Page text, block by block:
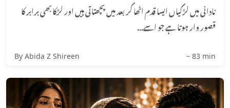
نادانی میں لڑکیاں ایسا قدم اٹھا کر بعد میں پچھتاتی ہیں اور لڑکا بھی برابر کا
قصور وار ہوتا ہے جو اسے...
By Abida Z Shireen ~ 83 min